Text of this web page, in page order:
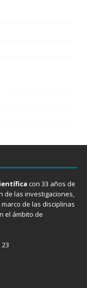
con 33 años de
de las investigaciones,
de las disciplinas
el ámbito de
23